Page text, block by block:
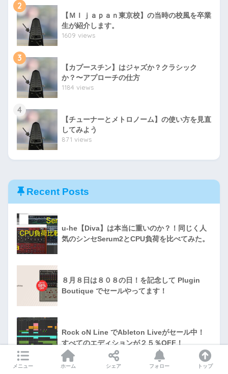
2
【ＭＩｊａｐａｎ東京校】の当時の校風を卒業
生が紹介します。
1609 views
3
【カプースチン】はジャズか？クラシック
か？〜アプローチの仕方
1184 views
4
【チューナーとメトロノーム】の使い方を見直
してみよう
871 views
Recent Posts
u-he【Diva】は本当に重いのか？！同じく人
気のシンセSerum2とCPU負荷を比べてみた。
８月８日は８０８の日！を記念して Plugin
Boutique でセールやってます！
Rock oN Line でAbleton Liveがセール中！
すべてのエディションが２５％OFF！
メニュー ホーム シェア フォロー トップ